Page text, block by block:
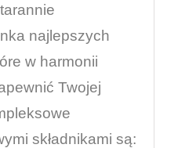
najlepszych
w harmonii
Twojej
składnikami są: